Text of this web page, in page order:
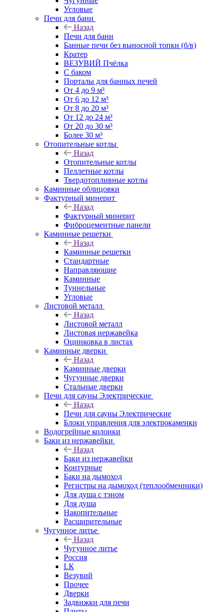
Угловые
Печи для бани
Назад
Печи для бани
Банные печи без выносной топки (б/в)
Кратер
ВЕЗУВИЙ Пчёлка
С баком
Порталы для банных печей
От 4 до 9 м³
От 6 до 12 м³
От 8 до 20 м³
От 12 до 24 м³
От 20 до 30 м³
Более 30 м³
Отопительные котлы
Назад
Отопительные котлы
Пеллетные котлы
Твердотопливные котлы
Каминные облицовки
Фактурный минерит
Назад
Фактурный минерит
Фиброцементные панели
Каминные решетки
Назад
Каминные решетки
Стандартные
Направляющие
Каминные
Туннельные
Угловые
Листовой металл
Назад
Листовой металл
Листовая нержавейка
Оцинковка в листах
Каминные дверки
Назад
Каминные дверки
Чугунные дверки
Стальные дверки
Печи для сауны Электрические
Назад
Печи для сауны Электрические
Блоки управления для электрокаменки
Водогрейные колонки
Баки из нержавейки
Назад
Баки из нержавейки
Контурные
Баки на дымоход
Регистры на дымоход (теплообменники)
Для душа с тэном
Для душа
Накопительные
Расширительные
Чугунное литье
Назад
Чугунное литье
Россия
LК
Везувий
Прочее
Дверки
Задвижки для печи